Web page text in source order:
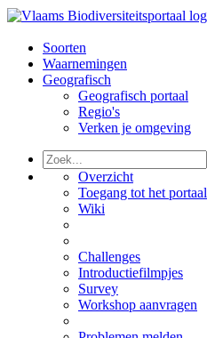
Soorten
Waarnemingen
Geografisch
Geografisch portaal
Regio's
Verken je omgeving
Overzicht
Toegang tot het portaal
Wiki
Challenges
Introductiefilmpjes
Survey
Workshop aanvragen